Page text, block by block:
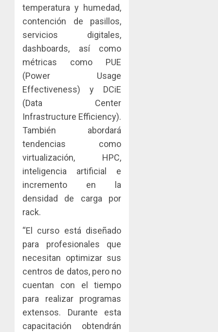
temperatura y humedad,
contención de pasillos,
servicios digitales,
dashboards, así como
métricas como PUE
(Power Usage
Effectiveness) y DCiE
(Data Center
Infrastructure Efficiency).
También abordará
tendencias como
virtualización, HPC,
inteligencia artificial e
incremento en la
densidad de carga por
rack.
“El curso está diseñado
para profesionales que
necesitan optimizar sus
centros de datos, pero no
cuentan con el tiempo
para realizar programas
extensos. Durante esta
capacitación obtendrán